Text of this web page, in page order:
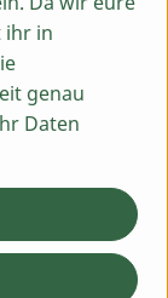
ihr in
genau
Daten